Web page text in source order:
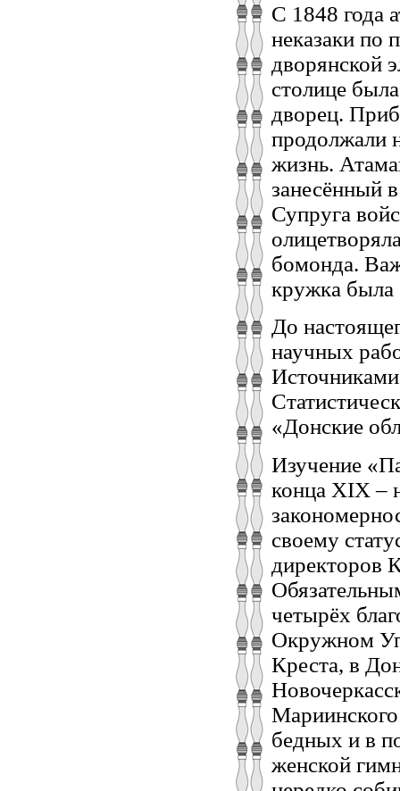
С 1848 года
неказаки по
дворянской
столице
дворец.
продолжали
жизнь.
занесённый
Супруга
бомонда.
кружка была
До
научных
«Донские
Изучение
конца ХIХ –
своему
директоров
четырёх
Окружном
Креста, в
Мариинского
бедных и в
женской